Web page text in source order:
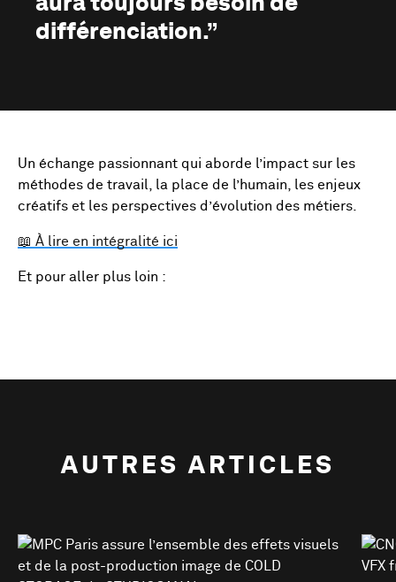
différenciation.”
Un échange passionnant qui aborde l’impact sur les
méthodes de travail, la place de l’humain, les enjeux
créatifs et les perspectives d’évolution des métiers.
📖 À lire en intégralité ici
Et pour aller plus loin :
AUTRES ARTICLES